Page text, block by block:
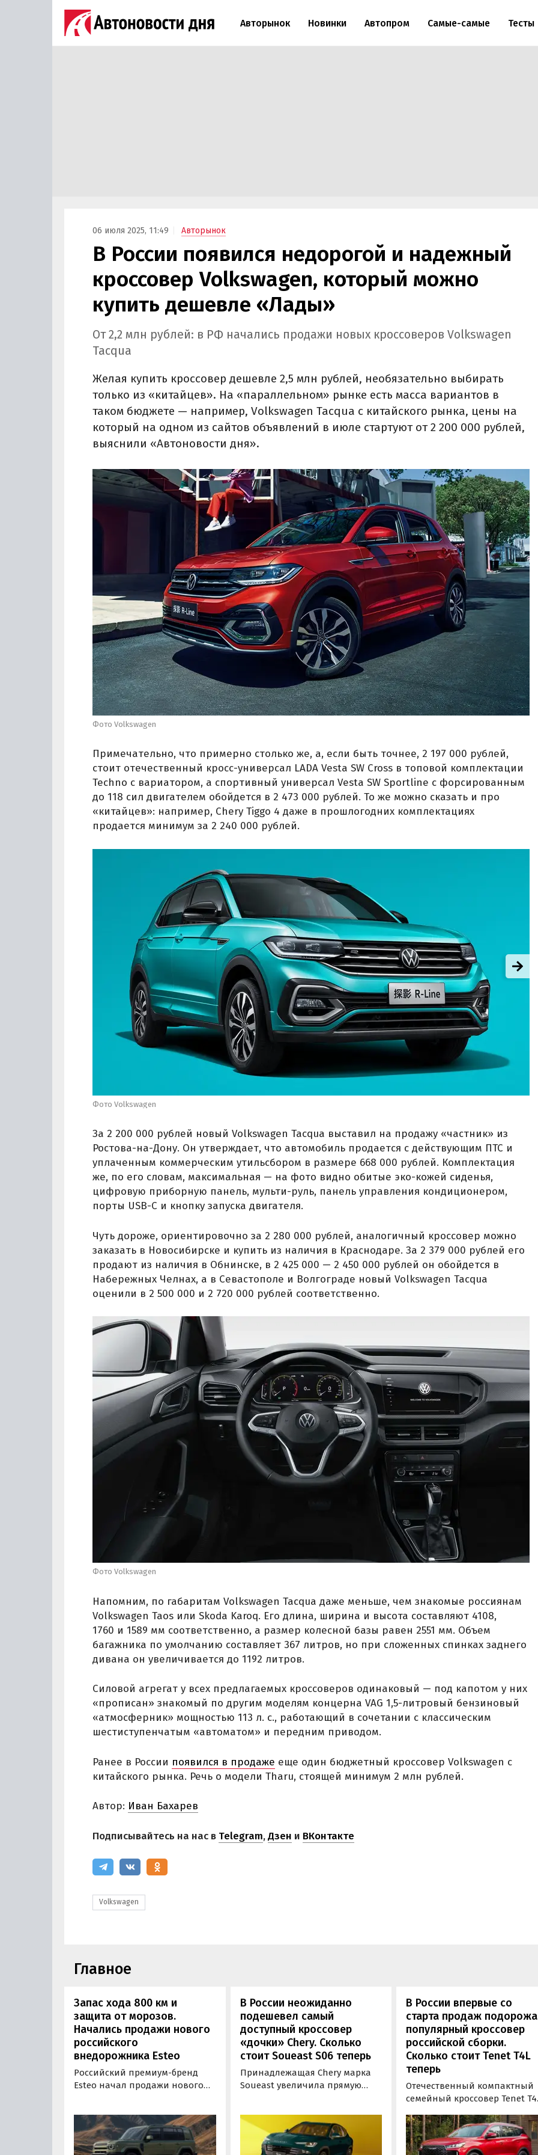
Авторынок Новинки Автопром Самые-самые Тесты
06 июля 2025, 11:49 Авторынок
В России появился недорогой и надежный
кроссовер Volkswagen, который можно
купить дешевле «Лады»
От 2,2 млн рублей: в РФ начались продажи новых кроссоверов Volkswagen
Tacqua
Желая купить кроссовер дешевле 2,5 млн рублей, необязательно выбирать
только из «китайцев». На «параллельном» рынке есть масса вариантов в
таком бюджете — например, Volkswagen Tacqua с китайского рынка, цены на
который на одном из сайтов объявлений в июле стартуют от 2 200 000 рублей,
выяснили «Автоновости дня».
Фото Volkswagen
Примечательно, что примерно столько же, а, если быть точнее, 2 197 000 рублей,
стоит отечественный кросс-универсал LADA Vesta SW Cross в топовой комплектации
Techno с вариатором, а спортивный универсал Vesta SW Sportline с форсированным
до 118 сил двигателем обойдется в 2 473 000 рублей. То же можно сказать и про
«китайцев»: например, Chery Tiggo 4 даже в прошлогодних комплектациях
продается минимум за 2 240 000 рублей.
Фото Volkswagen
За 2 200 000 рублей новый Volkswagen Tacqua выставил на продажу «частник» из
Ростова-на-Дону. Он утверждает, что автомобиль продается с действующим ПТС и
уплаченным коммерческим утильсбором в размере 668 000 рублей. Комплектация
же, по его словам, максимальная — на фото видно обитые эко-кожей сиденья,
цифровую приборную панель, мульти-руль, панель управления кондиционером,
порты USB-C и кнопку запуска двигателя.
Чуть дороже, ориентировочно за 2 280 000 рублей, аналогичный кроссовер можно
заказать в Новосибирске и купить из наличия в Краснодаре. За 2 379 000 рублей его
продают из наличия в Обнинске, в 2 425 000 — 2 450 000 рублей он обойдется в
Набережных Челнах, а в Севастополе и Волгограде новый Volkswagen Tacqua
оценили в 2 500 000 и 2 720 000 рублей соответственно.
Фото Volkswagen
Напомним, по габаритам Volkswagen Tacqua даже меньше, чем знакомые россиянам
Volkswagen Taos или Skoda Karoq. Его длина, ширина и высота составляют 4108,
1760 и 1589 мм соответственно, а размер колесной базы равен 2551 мм. Объем
багажника по умолчанию составляет 367 литров, но при сложенных спинках заднего
дивана он увеличивается до 1192 литров.
Силовой агрегат у всех предлагаемых кроссоверов одинаковый — под капотом у них
«прописан» знакомый по другим моделям концерна VAG 1,5-литровый бензиновый
«атмосферник» мощностью 113 л. с., работающий в сочетании с классическим
шестиступенчатым «автоматом» и передним приводом.
Ранее в России появился в продаже еще один бюджетный кроссовер Volkswagen с
китайского рынка. Речь о модели Tharu, стоящей минимум 2 млн рублей.
Автор: Иван Бахарев
Подписывайтесь на нас в Telegram,Дзен и ВКонтакте
Volkswagen
Главное
Запас хода 800 км и
защита от морозов.
Начались продажи нового
российского
внедорожника Esteo
Российский премиум-бренд
Esteo начал продажи нового
установкой последовательного
типа, уже доступна для
покупки в официальных
В России неожиданно
подешевел самый
доступный кроссовер
«дочки» Chery. Сколько
стоит Soueast S06 теперь
Принадлежащая Chery марка
Soueast увеличила прямую
России на 100 тыс. рублей.
Теперь при его покупке можно
сэкономить рекордные 250 тыс.
В России впервые со
старта продаж
популярный кроссовер
российской сборки.
Сколько стоит Tenet T4L
теперь
Отечественный компактный
семейный кроссовер Tenet
На эту сумму выросла цена
базовой комплектации, в то
время как стоимость топовой